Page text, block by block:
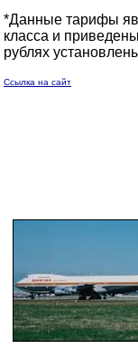
*Данные тарифы
класса и
рублях
Ссылка на сайт